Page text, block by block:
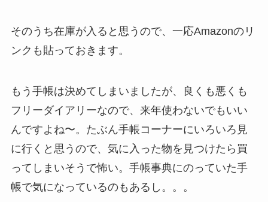
そのうち在庫が入ると思うので、一応Amazonのリ
ンクも貼っておきます。
もう手帳は決めてしまいましたが、良くも悪くも
フリーダイアリーなので、来年使わないでもいい
んですよね〜。たぶん手帳コーナーにいろいろ見
に行くと思うので、気に入った物を見つけたら買
ってしまいそうで怖い。手帳事典にのっていた手
帳で気になっているのもあるし。。。